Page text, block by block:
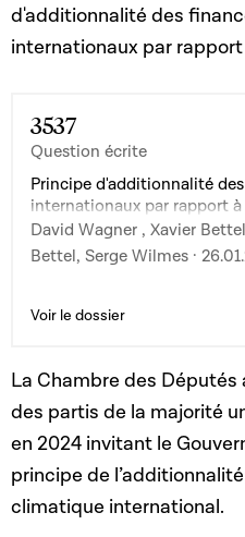
d'additionnalité des
internationaux par rapport
3537
Question écrite
Principe d'additionnalité
internationaux par rapport à
David Wagner , Xavier
Bettel, Serge Wilmes ·
Voir le dossier
La Chambre des
des partis de la majorité
en 2024 invitant le
principe de
climatique international.